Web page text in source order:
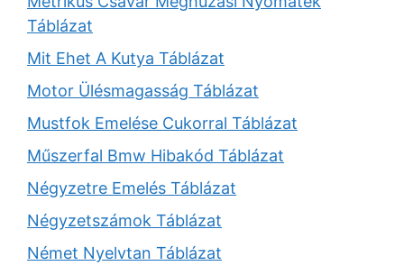
Táblázat
Mit Ehet A Kutya Táblázat
Motor Ülésmagasság Táblázat
Mustfok Emelése Cukorral Táblázat
Műszerfal Bmw Hibakód Táblázat
Négyzetre Emelés Táblázat
Négyzetszámok Táblázat
Német Nyelvtan Táblázat